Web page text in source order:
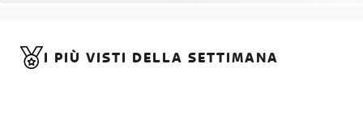
I PIÙ VISTI DELLA SETTIMANA